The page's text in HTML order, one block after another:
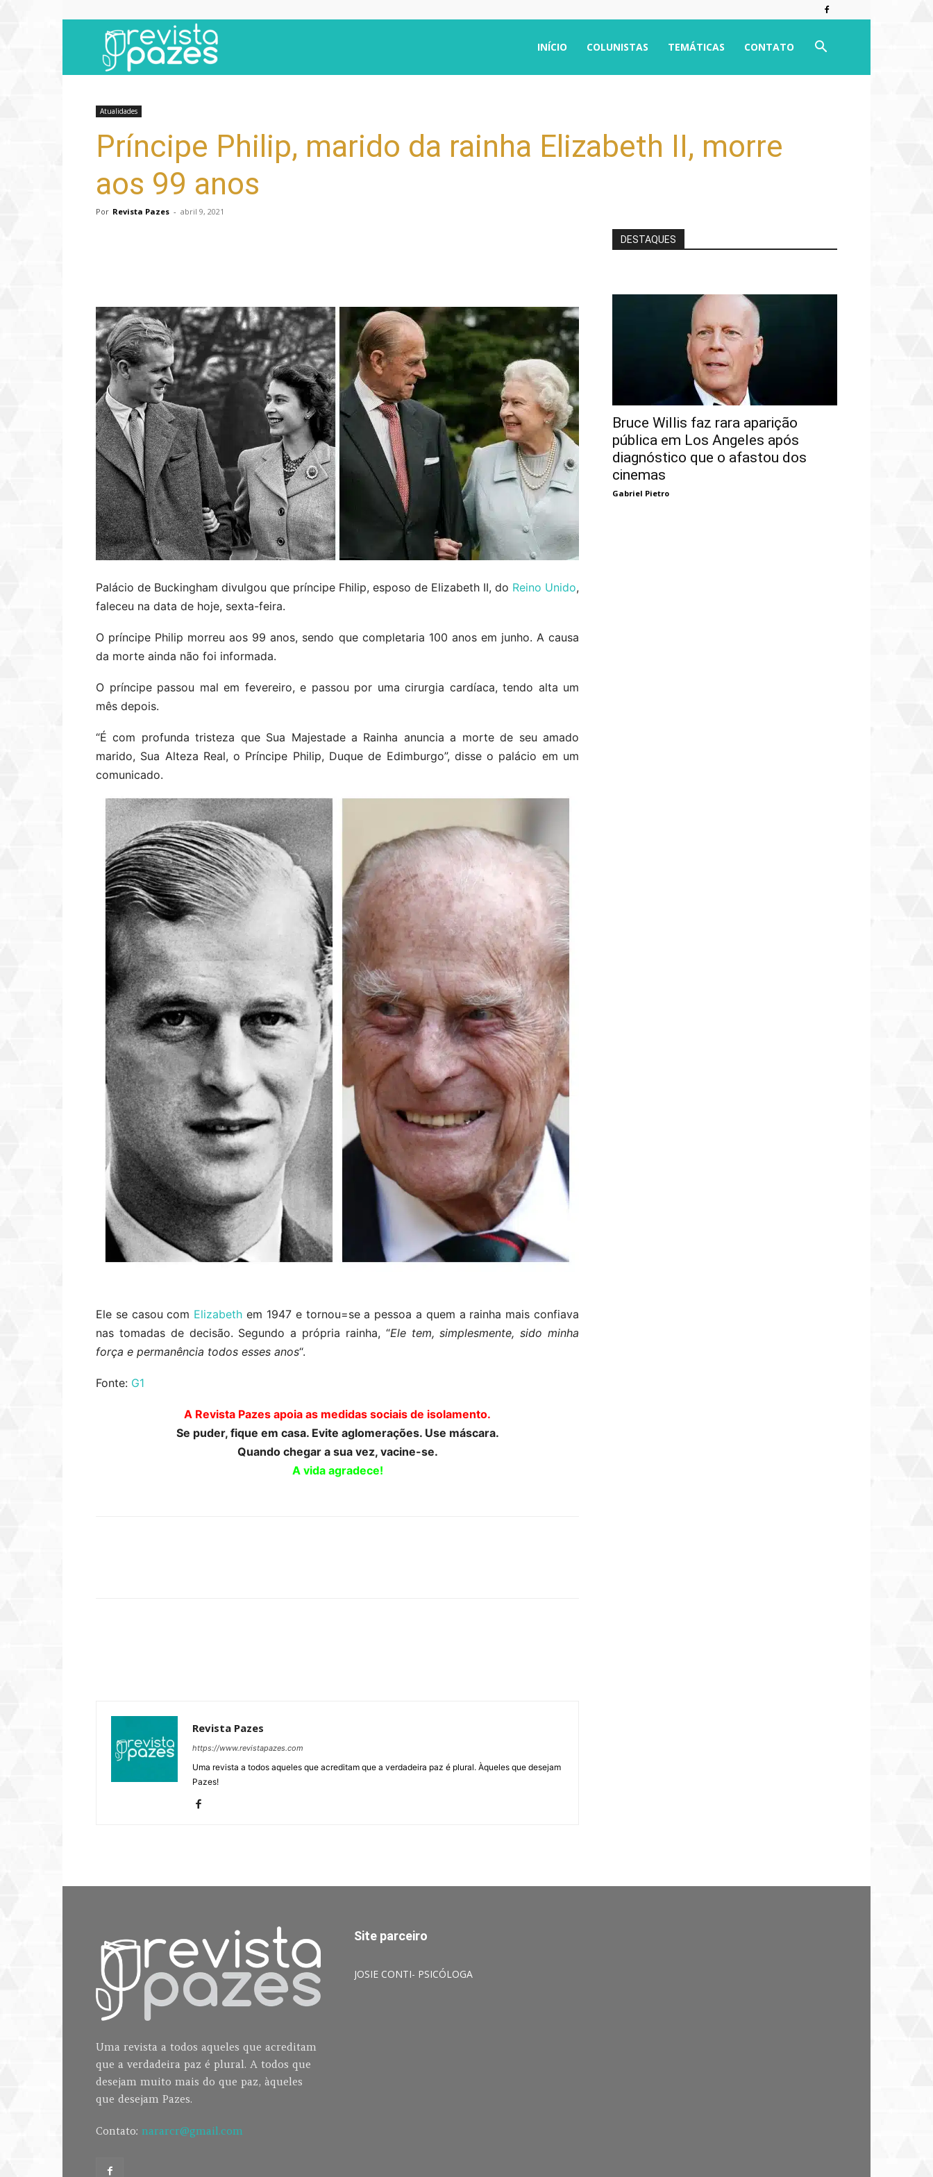
INÍCIO COLUNISTAS TEMÁTICAS CONTATO
Atualidades
Príncipe Philip, marido da rainha Elizabeth II, morre
aos 99 anos
Por Revista Pazes - abril 9, 2021
Palácio de Buckingham divulgou que príncipe Fhilip, esposo de Elizabeth II, do Reino Unido,
faleceu na data de hoje, sexta-feira.
O príncipe Philip morreu aos 99 anos, sendo que completaria 100 anos em junho. A causa
da morte ainda não foi informada.
O príncipe passou mal em fevereiro, e passou por uma cirurgia cardíaca, tendo alta um
mês depois.
“É com profunda tristeza que Sua Majestade a Rainha anuncia a morte de seu amado
marido, Sua Alteza Real, o Príncipe Philip, Duque de Edimburgo”, disse o palácio em um
comunicado.
Ele se casou com Elizabeth em 1947 e tornou=se a pessoa a quem a rainha mais confiava
nas tomadas de decisão. Segundo a própria rainha, “Ele tem, simplesmente, sido minha
força e permanência todos esses anos“.
Fonte: G1
A Revista Pazes apoia as medidas sociais de isolamento.
Se puder, fique em casa. Evite aglomerações. Use máscara.
Quando chegar a sua vez, vacine-se.
A vida agradece!
Revista Pazes
https://www.revistapazes.com
Uma revista a todos aqueles que acreditam que a verdadeira paz é plural. Àqueles que desejam
Pazes!
DESTAQUES
Bruce Willis faz rara aparição
pública em Los Angeles após
diagnóstico que o afastou dos
cinemas
Gabriel Pietro
Uma revista a todos aqueles que acreditam
que a verdadeira paz é plural. A todos que
desejam muito mais do que paz, àqueles
que desejam Pazes.
Contato: nararcr@gmail.com
Site parceiro
JOSIE CONTI- PSICÓLOGA